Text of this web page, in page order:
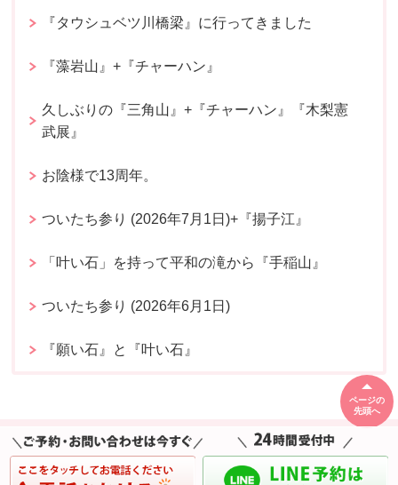
『タウシュベツ川橋梁』に行ってきました
『藻岩山』+『チャーハン』
久しぶりの『三角山』+『チャーハン』『木梨憲
武展』
お陰様で13周年。
ついたち参り (2026年7月1日)+『揚子江』
「叶い石」を持って平和の滝から『手稲山』
ついたち参り (2026年6月1日)
『願い石』と『叶い石』
ページの
先頭へ